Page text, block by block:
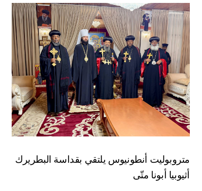
متروبوليت أنطونيوس يلتقي بقداسة البطريرك
أثيوبيا أبونا متّى